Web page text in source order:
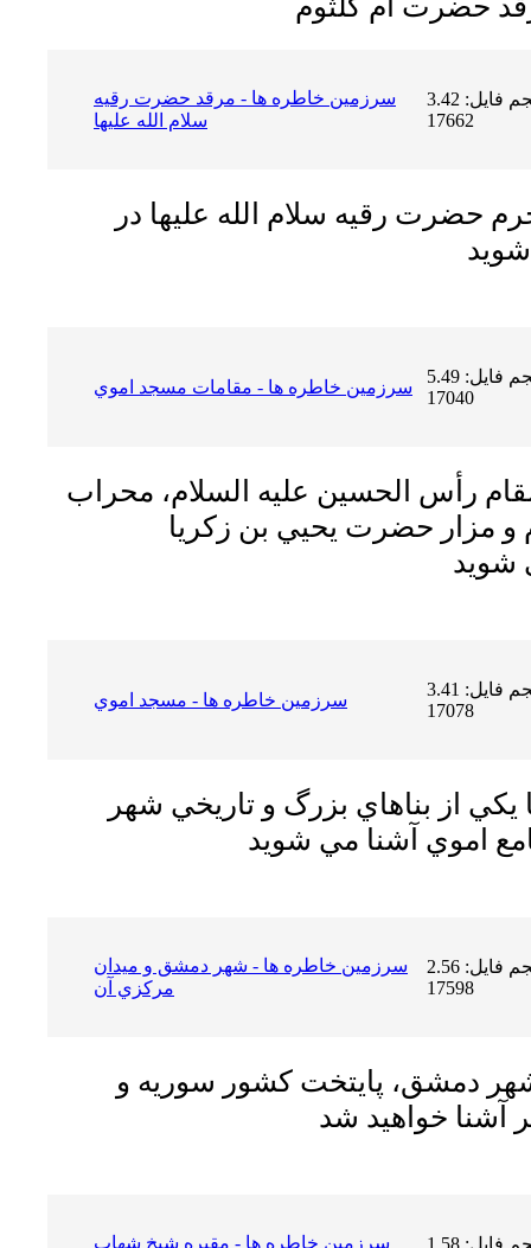
سرزمين خاطره ها - مرقد حضرت رقيه
سلام الله عليها
حجم فایل: 3.42 MB | دریافت ها:
17662
حضرت رقيه سلام الله عليها در
سرزمين خاطره ها - مقامات مسجد اموي
حجم فایل: 5.49 MB | دریافت ها:
17040
رأس الحسين عليه السلام، محراب
و مزار حضرت يحيي بن زكريا
سرزمين خاطره ها - مسجد اموي
حجم فایل: 3.41 MB | دریافت ها:
17078
يكي از بناهاي بزرگ و تاريخي شهر
سرزمين خاطره ها - شهر دمشق و ميدان
مركزي آن
حجم فایل: 2.56 MB | دریافت ها:
17598
شهر دمشق، پايتخت كشور سوريه و
سرزمين خاطره ها - مقبره شيخ شهاب